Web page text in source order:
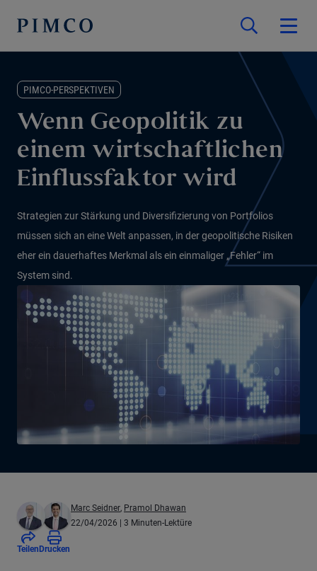
PIMCO-PERSPEKTIVEN
Wenn Geopolitik zu
einem wirtschaftlichen
Einflussfaktor wird
Strategien zur Stärkung und Diversifizierung von Portfolios
müssen sich an eine Welt anpassen, in der geopolitische Risiken
eher ein dauerhaftes Merkmal als ein einmaliger „Fehler“ im
System sind.
Marc Seidner, Pramol Dhawan
22/04/2026 | 3 Minuten-Lektüre
Teilen Drucken